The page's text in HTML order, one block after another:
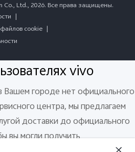
Ltd., 2026. Все права защищены.
|
cookie |
vivo
Вашем городе нет официального
центра, мы предлагаем
доставки до официального
вы могли получить